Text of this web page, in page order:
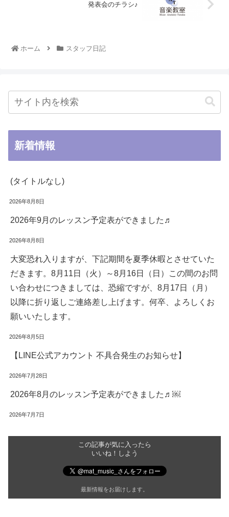
発表会のチラシ♪
ホーム スタッフ日記
新着情報
(タイトルなし)
2026年8月8日
2026年9月のレッスン予定表ができました♬
2026年8月8日
大変恐れ入りますが、下記期間を夏季休暇とさせていた
だきます。8月11日（火）～8月16日（日）この間のお問
い合わせにつきましては、恐縮ですが、8月17日（月）
以降に折り返しご連絡差し上げます。何卒、よろしくお
願いいたします。
2026年8月5日
【LINE公式アカウント 不具合発生のお知らせ】
2026年7月28日
2026年8月のレッスン予定表ができました♬￼
2026年7月7日
この記事が気に入ったら
いいね！しよう
最新情報をお届けします。